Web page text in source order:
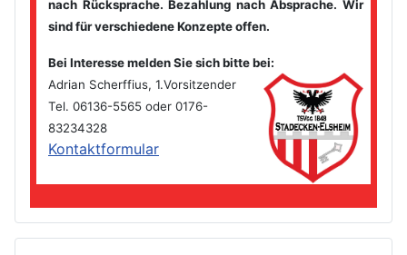
nach Rücksprache. Bezahlung nach Absprache. Wir
sind für verschiedene Konzepte offen.
Bei Interesse melden Sie sich bitte bei:
Adrian Scherffius, 1.Vorsitzender
Tel. 06136-5565 oder 0176-
83234328
Kontaktformular